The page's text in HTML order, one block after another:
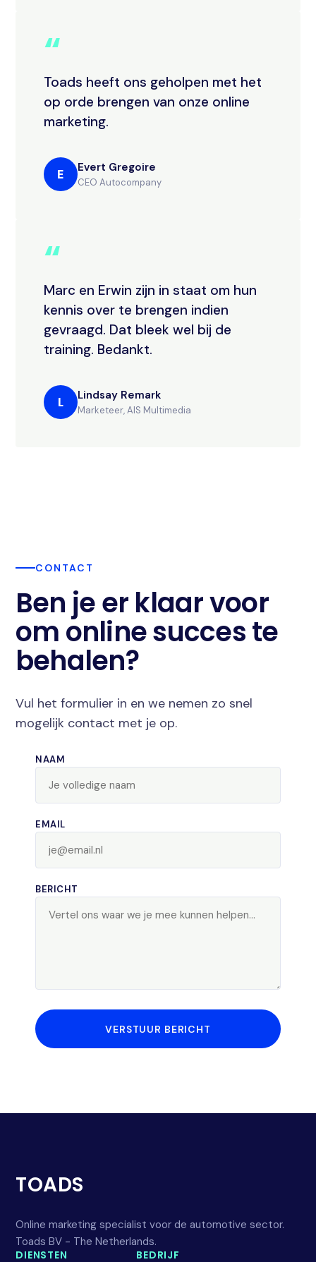
“
Toads heeft ons geholpen met het
op orde brengen van onze online
marketing.
E Evert Gregoire
CEO Autocompany
“
Marc en Erwin zijn in staat om hun
kennis over te brengen indien
gevraagd. Dat bleek wel bij de
training. Bedankt.
L Lindsay Remark
Marketeer, AIS Multimedia
CONTACT
Ben je er klaar voor
om online succes te
behalen?
Vul het formulier in en we nemen zo snel
mogelijk contact met je op.
NAAM
EMAIL
BERICHT
VERSTUUR BERICHT
TOADS
Online marketing specialist voor de automotive sector.
Toads BV - The Netherlands.
DIENSTEN
BEDRIJF